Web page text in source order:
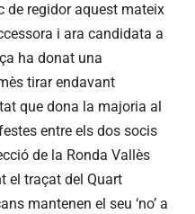
de regidor aquest mateix
i ara candidata a
ha donat una
tirar endavant
que dona la majoria al
entre els dos socis
de la Ronda Vallès
el traçat del Quart
mantenen el seu ‘no’ a